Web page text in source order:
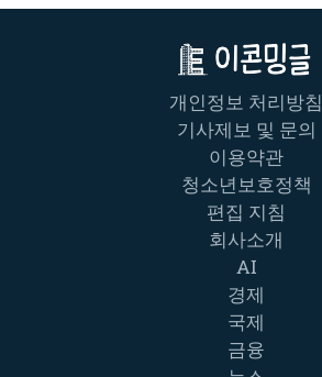
개인정보 처리방침
기사제보 및 문의
이용약관
청소년보호정책
편집 지침
회사소개
AI
경제
국제
금융